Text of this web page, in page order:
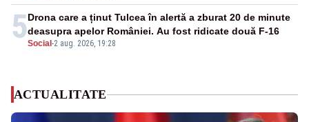
5Social -2 aug. 2026, 19:28
Drona care a ținut Tulcea în alertă a zburat 20 de minute
deasupra apelor României. Au fost ridicate două F-16
ACTUALITATE